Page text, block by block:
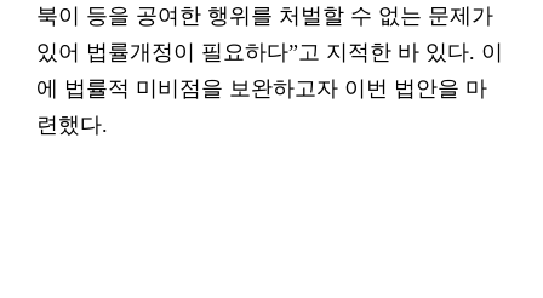
북이 등을 공여한 행위를 처벌할 수 없는 문제가
있어 법률개정이 필요하다”고 지적한 바 있다. 이
에 법률적 미비점을 보완하고자 이번 법안을 마
련했다.